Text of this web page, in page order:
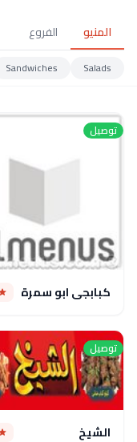
المنيو الفروع
Salads
Sandwiches
توصيل
كبابجى ابو سمرة
توصيل
الشيخ